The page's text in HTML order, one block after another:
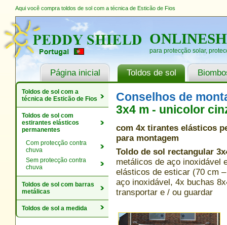
Aqui você compra toldos de sol com a técnica de Esticão de Fios
para protecção solar,
Página inicial Toldos de sol
Conselhos de
3x4 m - unicolor
com 4x tirantes elásticos
para montagem
Toldo de sol rectangular
metálicos de aço inoxidável
elásticos de esticar (70 cm
aço inoxidável, 4x buchas
transportar e / ou guardar
Toldos de sol com a
técnica de Esticão de Fios
Toldos de sol com
estirantes elásticos
permanentes
Com protecção contra
chuva
Sem protecção contra
chuva
Toldos de sol com barras
metálicas
Toldos de sol a medida